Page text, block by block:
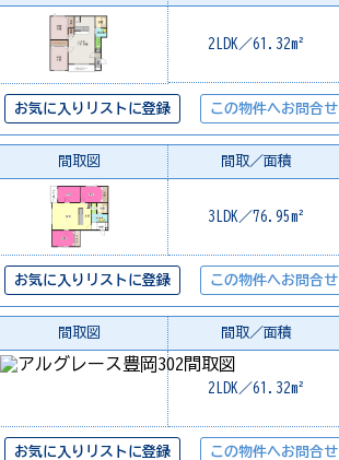
2LDK／61.32m²
お気に入りリストに登録 この物件へお問合せ
間取図 間取／面積
3LDK／76.95m²
お気に入りリストに登録 この物件へお問合せ
間取図 間取／面積
2LDK／61.32m²
お気に入りリストに登録 この物件へお問合せ